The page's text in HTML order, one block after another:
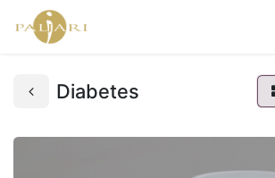
Diabetes